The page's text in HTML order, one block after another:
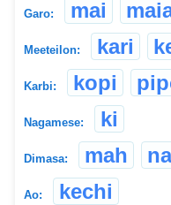
Garo: mai
Meeteilon: kari
Karbi: kopi
Nagamese: ki
Dimasa: mah
Ao: kechi